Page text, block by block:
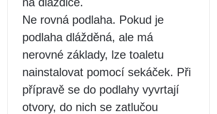
Ne rovná podlaha. Pokud je
podlaha dlážděná, ale má
nerovné základy, lze toaletu
nainstalovat pomocí sekáček. Při
přípravě se do podlahy vyvrtají
otvory, do nich se zatlučou